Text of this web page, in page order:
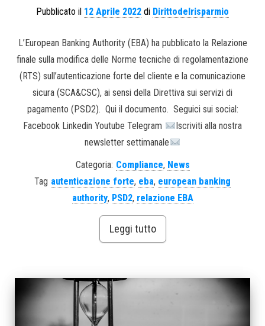
Pubblicato il 12 Aprile 2022 di Dirittodelrisparmio
L’European Banking Authority (EBA) ha pubblicato la Relazione
finale sulla modifica delle Norme tecniche di regolamentazione
(RTS) sull’autenticazione forte del cliente e la comunicazione
sicura (SCA&CSC), ai sensi della Direttiva sui servizi di
pagamento (PSD2). Qui il documento. Seguici sui social:
Facebook Linkedin Youtube Telegram
Iscriviti alla nostra
newsletter settimanale
Categoria: Compliance, News
Tag autenticazione forte, eba, european banking
authority, PSD2, relazione EBA
Leggi tutto